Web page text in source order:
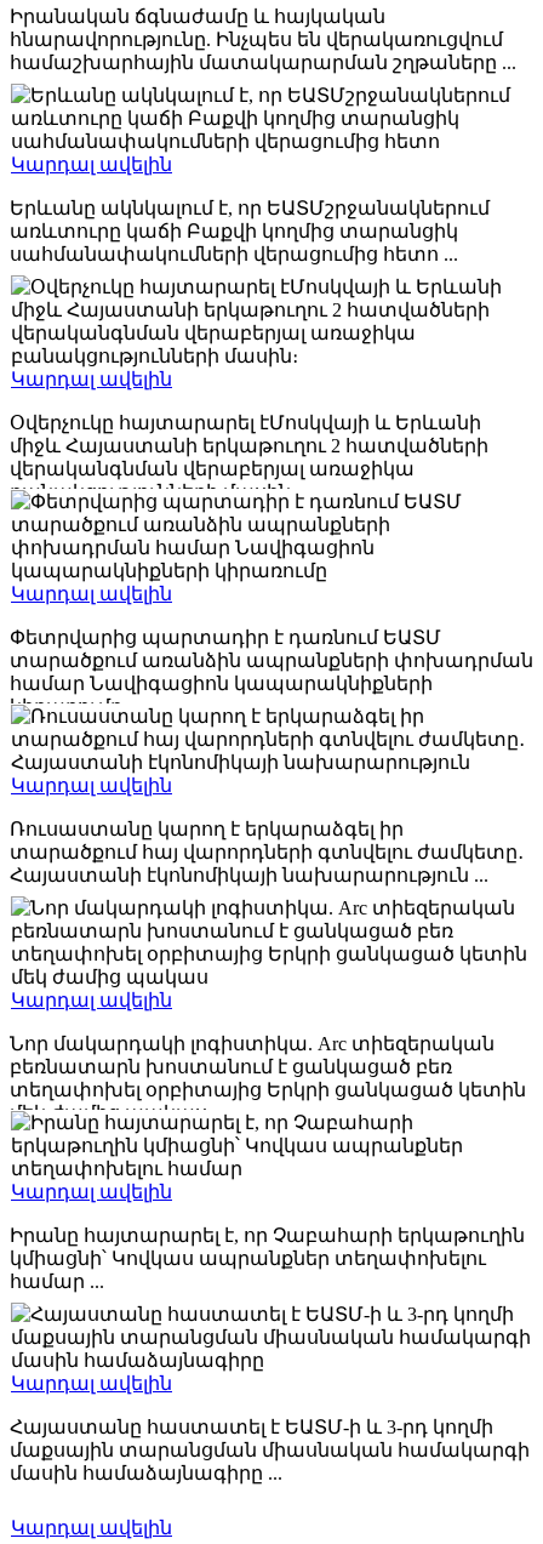
Իրանական ճգնաժամը և հայկական
հնարավորությունը. Ինչպես են վերակառուցվում
համաշխարհային մատակարարման շղթաները ...
2026-05-19
Կարդալ ավելին
Երևանը ակնկալում է, որ ԵԱՏՄշրջանակներում
առևտուրը կաճի Բաքվի կողմից տարանցիկ
սահմանափակումների վերացումից հետո ...
2026-03-27
Կարդալ ավելին
Օվերչուկը հայտարարել էՄոսկվայի և Երևանի
միջև Հայաստանի երկաթուղու 2 հատվածների
վերականգնման վերաբերյալ առաջիկա
բանակցությունների մասին։ ...
2026-02-12
Կարդալ ավելին
Փետրվարից պարտադիր է դառնում ԵԱՏՄ
տարածքում առանձին ապրանքների փոխադրման
համար Նավիգացիոն կապարակնիքների
կիրառումը ...
2025-12-25
Կարդալ ավելին
Ռուսաստանը կարող է երկարաձգել իր
տարածքում հայ վարորդների գտնվելու ժամկետը․
Հայաստանի էկոնոմիկայի նախարարություն ...
2025-10-21
Կարդալ ավելին
Նոր մակարդակի լոգիստիկա. Arc տիեզերական
բեռնատարն խոստանում է ցանկացած բեռ
տեղափոխել օրբիտայից Երկրի ցանկացած կետին
մեկ ժամից պակաս ...
2025-10-07
Կարդալ ավելին
Իրանը հայտարարել է, որ Չաբահարի երկաթուղին
կմիացնի՝ Կովկաս ապրանքներ տեղափոխելու
համար ...
2025-08-29
Կարդալ ավելին
Հայաստանը հաստատել է ԵԱՏՄ-ի և 3-րդ կողմի
մաքսային տարանցման միասնական համակարգի
մասին համաձայնագիրը ...
2025-07-31
Կարդալ ավելին